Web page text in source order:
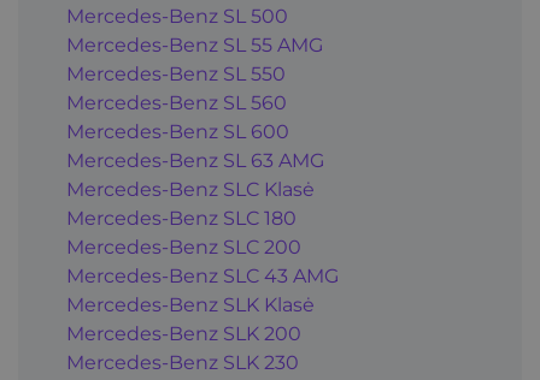
Mercedes-Benz SL 500
Mercedes-Benz SL 55 AMG
Mercedes-Benz SL 550
Mercedes-Benz SL 560
Mercedes-Benz SL 600
Mercedes-Benz SL 63 AMG
Mercedes-Benz SLC Klasė
Mercedes-Benz SLC 180
Mercedes-Benz SLC 200
Mercedes-Benz SLC 43 AMG
Mercedes-Benz SLK Klasė
Mercedes-Benz SLK 200
Mercedes-Benz SLK 230